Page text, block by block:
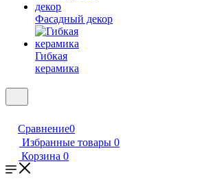
Фасадный декор
Гибкая
керамика
Сравнение0
Избранные товары 0
Корзина 0